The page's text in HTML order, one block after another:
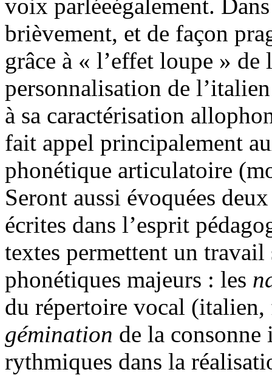
voix parléeégalement.
brièvement, et de façon
grâce à « l’effet loupe » de
personnalisation de
à sa caractérisation
fait appel principalement
phonétique articulatoire
Seront aussi évoquées
écrites dans l’esprit
textes permettent un travail
phonétiques majeurs : les
du répertoire vocal (italien,
gémination de la consonne
rythmiques dans la